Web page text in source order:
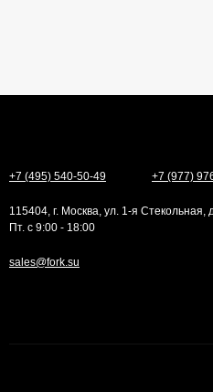
+7 (495) 540-50-49 +7 (977)
115404, г. Москва, ул. 1-я
Пт. с 9:00 - 18:00
sales@fork.su